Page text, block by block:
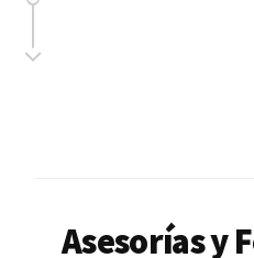
Asesorías y